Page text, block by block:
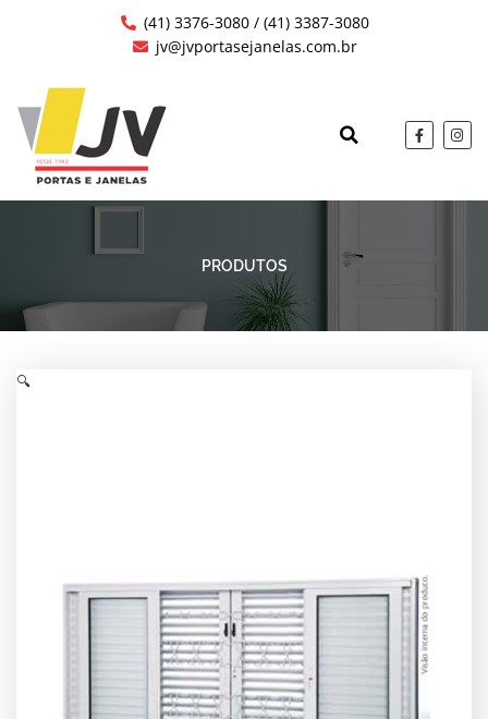
conteúdo
(41) 3376-3080 / (41) 3387-3080
jv@jvportasejanelas.com.br
F
a
c
o
I
n
s
g
PRODUTOS
🔍